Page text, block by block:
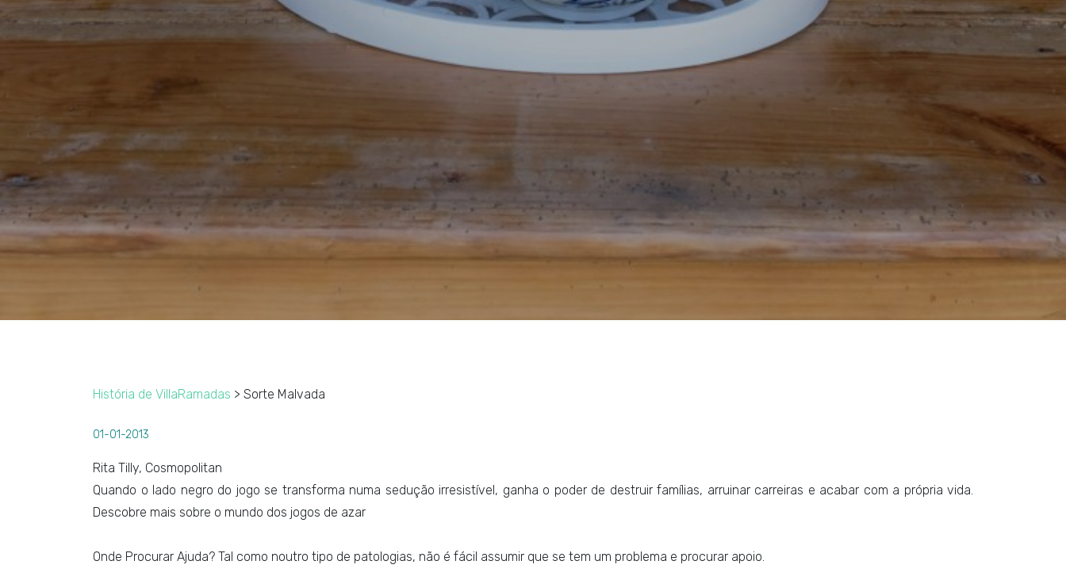
História de VillaRamadas > Sorte Malvada
01-01-2013
Rita Tilly, Cosmopolitan
Quando o lado negro do jogo se transforma numa sedução irresistível, ganha o poder de destruir famílias, arruinar carreiras e acabar com a própria vida.
Descobre mais sobre o mundo dos jogos de azar
Onde Procurar Ajuda? Tal como noutro tipo de patologias, não é fácil assumir que se tem um problema e procurar apoio.